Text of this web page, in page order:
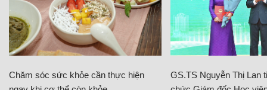
Chăm sóc sức khỏe cần thực hiện
GS.TS Nguyễn Thị Lan